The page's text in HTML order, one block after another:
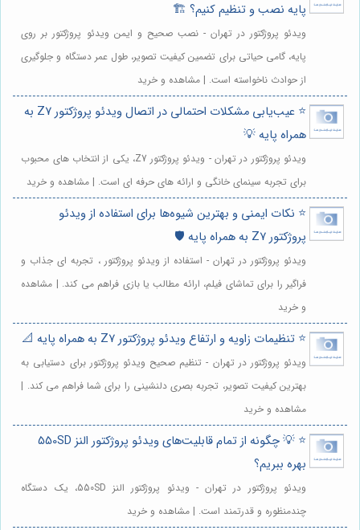
پایه نصب و تنظیم کنیم؟ 🏗️
ویدئو پروژکتور در تهران - نصب صحیح و ایمن ویدئو پروژکتور بر روی
پایه، گامی حیاتی برای تضمین کیفیت تصویر، طول عمر دستگاه و جلوگیری
از حوادث ناخواسته است. | مشاهده و خرید
⭐️ عیب‌یابی مشکلات احتمالی در اتصال ویدئو پروژکتور Z7 به
همراه پایه 💡
ویدئو پروژکتور در تهران - ویدئو پروژکتور Z7، یکی از انتخاب های محبوب
برای تجربه سینمای خانگی و ارائه های حرفه ای است. | مشاهده و خرید
⭐️ نکات ایمنی و بهترین شیوه‌ها برای استفاده از ویدئو
پروژکتور Z7 به همراه پایه 🛡️
ویدئو پروژکتور در تهران - استفاده از ویدئو پروژکتور ، تجربه ای جذاب و
فراگیر را برای تماشای فیلم، ارائه مطالب یا بازی فراهم می کند. | مشاهده
و خرید
⭐️ تنظیمات زاویه و ارتفاع ویدئو پروژکتور Z7 به همراه پایه 📐
ویدئو پروژکتور در تهران - تنظیم صحیح ویدئو پروژکتور برای دستیابی به
بهترین کیفیت تصویر، تجربه بصری دلنشینی را برای شما فراهم می کند. |
مشاهده و خرید
⭐️ 💡 چگونه از تمام قابلیت‌های ویدئو پروژکتور النز 550SD
بهره ببریم؟
ویدئو پروژکتور در تهران - ویدئو پروژکتور النز 550SD، یک دستگاه
چندمنظوره و قدرتمند است. | مشاهده و خرید